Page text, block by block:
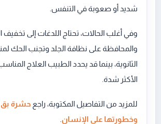
شديد أو صعوبة في التنفس.
وفي أغلب الحالات، تحتاج اللدغات إلى تخفيف
والمحافظة على نظافة الجلد وتجنب الحك
الثانوية، بينما قد يحدد الطبيب العلاج
الأكثر شدة.
للمزيد من التفاصيل المكتوبة، راجع حشرة بق
وخطورتها على الإنسان